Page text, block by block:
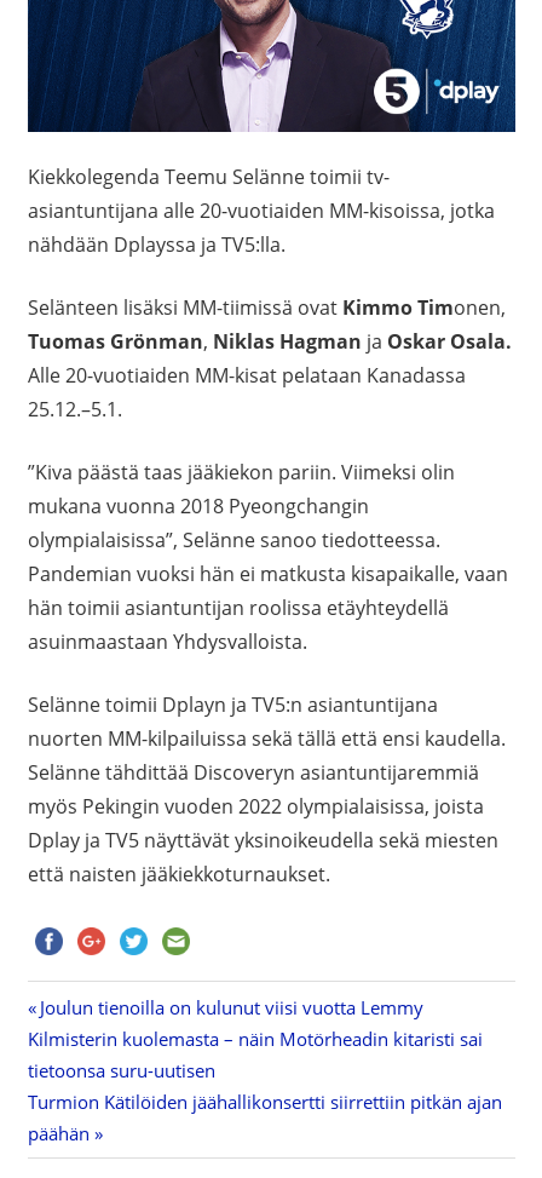
Kiekkolegenda Teemu Selänne toimii tv-
asiantuntijana alle 20-vuotiaiden MM-kisoissa, jotka
nähdään Dplayssa ja TV5:lla.
Selänteen lisäksi MM-tiimissä ovat Kimmo Timonen,
Tuomas Grönman, Niklas Hagman ja Oskar Osala.
Alle 20-vuotiaiden MM-kisat pelataan Kanadassa
25.12.–5.1.
”Kiva päästä taas jääkiekon pariin. Viimeksi olin
mukana vuonna 2018 Pyeongchangin
olympialaisissa”, Selänne sanoo tiedotteessa.
Pandemian vuoksi hän ei matkusta kisapaikalle, vaan
hän toimii asiantuntijan roolissa etäyhteydellä
asuinmaastaan Yhdysvalloista.
Selänne toimii Dplayn ja TV5:n asiantuntijana
nuorten MM-kilpailuissa sekä tällä että ensi kaudella.
Selänne tähdittää Discoveryn asiantuntijaremmiä
myös Pekingin vuoden 2022 olympialaisissa, joista
Dplay ja TV5 näyttävät yksinoikeudella sekä miesten
että naisten jääkiekkoturnaukset.
Artikkelien
selaus
Previous
Post:
Joulun tienoilla on kulunut viisi vuotta Lemmy
Kilmisterin kuolemasta – näin Motörheadin kitaristi sai
tietoonsa suru-uutisen
Next
Post:
Turmion Kätilöiden jäähallikonsertti siirrettiin pitkän ajan
päähän